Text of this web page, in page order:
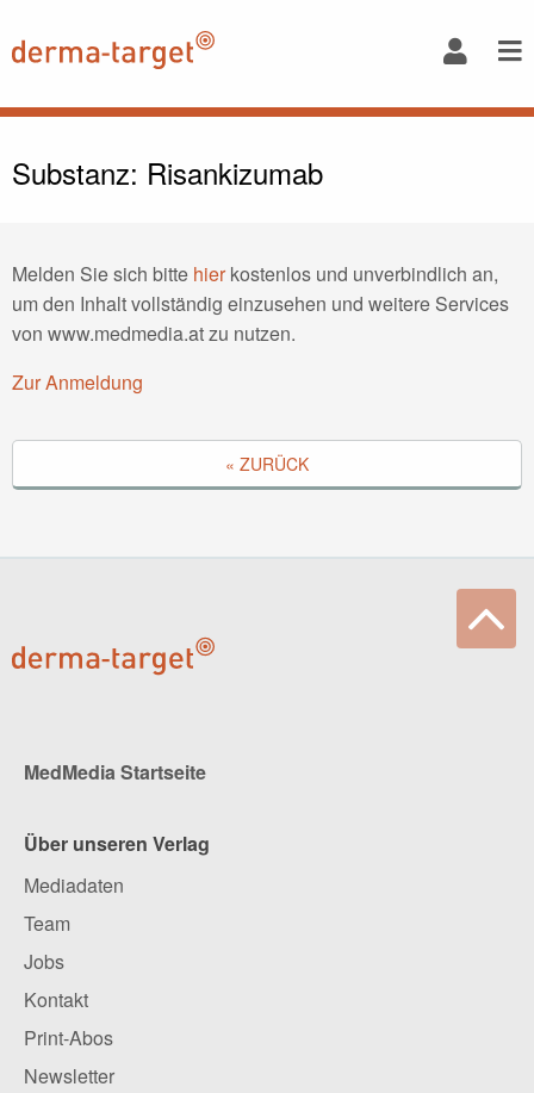
Substanz: Risankizumab
Melden Sie sich bitte hierkostenlos und unverbindlich an,
um den Inhalt vollständig einzusehen und weitere Services
von www.medmedia.at zu nutzen.
Zur Anmeldung
« ZURÜCK
MedMedia Startseite
Über unseren Verlag
Mediadaten
Team
Jobs
Kontakt
Print-Abos
Newsletter